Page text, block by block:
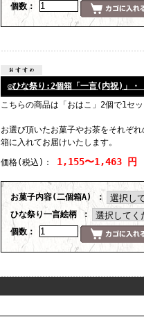
個数：
◎ひな祭り:2個箱「一言(内祝)」・
こちらの商品は「おはこ」2個で1セッ
お選び頂いたお菓子やお茶をそれぞ
箱に入れてお届けいたします。
価格(税込) ： 1,155〜1,463 円
お菓子内容(二個箱A) ：
ひな祭り一言絵柄 ：
個数：